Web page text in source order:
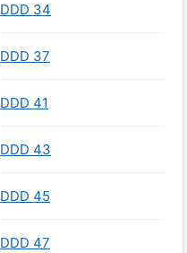
DDD 34
DDD 37
DDD 41
DDD 43
DDD 45
DDD 47